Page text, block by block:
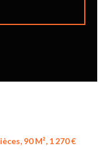
90 M², 1 270 €